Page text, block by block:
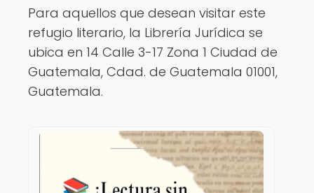
Para aquellos que desean visitar este
refugio literario, la Librería Jurídica se
ubica en 14 Calle 3-17 Zona 1 Ciudad de
Guatemala, Cdad. de Guatemala 01001,
Guatemala.